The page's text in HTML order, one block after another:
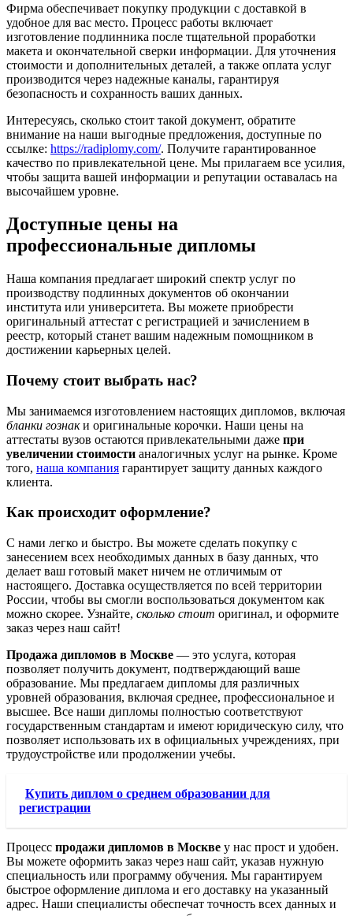
Фирма обеспечивает покупку продукции с доставкой в
удобное для вас место. Процесс работы включает
изготовление подлинника после тщательной проработки
макета и окончательной сверки информации. Для уточнения
стоимости и дополнительных деталей, а также оплата услуг
производится через надежные каналы, гарантируя
безопасность и сохранность ваших данных.
Интересуясь, сколько стоит такой документ, обратите
внимание на наши выгодные предложения, доступные по
ссылке: https://radiplomy.com/. Получите гарантированное
качество по привлекательной цене. Мы прилагаем все усилия,
чтобы защита вашей информации и репутации оставалась на
высочайшем уровне.
Доступные цены на
профессиональные дипломы
Наша компания предлагает широкий спектр услуг по
производству подлинных документов об окончании
института или университета. Вы можете приобрести
оригинальный аттестат с регистрацией и зачислением в
реестр, который станет вашим надежным помощником в
достижении карьерных целей.
Почему стоит выбрать нас?
Мы занимаемся изготовлением настоящих дипломов, включая
бланки гознаки оригинальные корочки. Наши цены на
аттестаты вузов остаются привлекательными даже при
увеличении стоимости аналогичных услуг на рынке. Кроме
того, наша компания гарантирует защиту данных каждого
клиента.
Как происходит оформление?
С нами легко и быстро. Вы можете сделать покупку с
занесением всех необходимых данных в базу данных, что
делает ваш готовый макет ничем не отличимым от
настоящего. Доставка осуществляется по всей территории
России, чтобы вы смогли воспользоваться документом как
можно скорее. Узнайте, сколько стоит оригинал, и оформите
заказ через наш сайт!
Продажа дипломов в Москве — это услуга, которая
позволяет получить документ, подтверждающий ваше
образование. Мы предлагаем дипломы для различных
уровней образования, включая среднее, профессиональное и
высшее. Все наши дипломы полностью соответствуют
государственным стандартам и имеют юридическую силу, что
позволяет использовать их в официальных учреждениях, при
трудоустройстве или продолжении учебы.
Купить диплом о среднем образовании для
регистрации
Процесс продажи дипломов в Москве у нас прост и удобен.
Вы можете оформить заказ через наш сайт, указав нужную
специальность или программу обучения. Мы гарантируем
быстрое оформление диплома и его доставку на указанный
адрес. Наши специалисты обеспечат точность всех данных и